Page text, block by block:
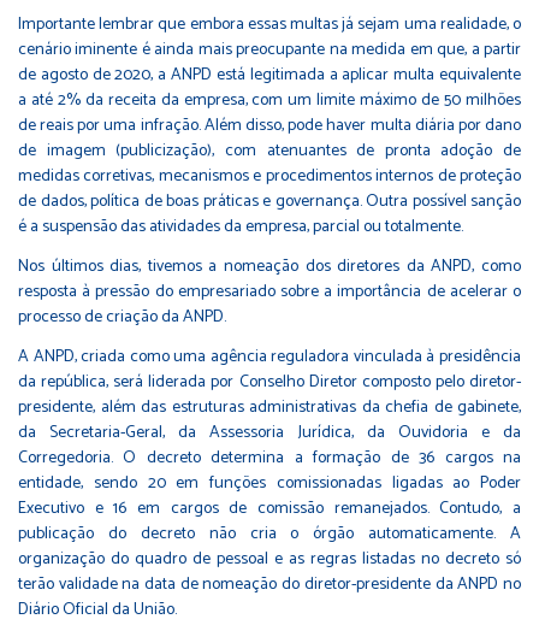
Importante lembrar que embora essas multas já sejam uma realidade, o
cenário iminente é ainda mais preocupante na medida em que, a partir
de agosto de 2020, a ANPD está legitimada a aplicar multa equivalente
a até 2% da receita da empresa, com um limite máximo de 50 milhões
de reais por uma infração. Além disso, pode haver multa diária por dano
de imagem (publicização), com atenuantes de pronta adoção de
medidas corretivas, mecanismos e procedimentos internos de proteção
de dados, política de boas práticas e governança. Outra possível sanção
é a suspensão das atividades da empresa, parcial ou totalmente.
Nos últimos dias, tivemos a nomeação dos diretores da ANPD, como
resposta à pressão do empresariado sobre a importância de acelerar o
processo de criação da ANPD.
A ANPD, criada como uma agência reguladora vinculada à presidência
da república, será liderada por Conselho Diretor composto pelo diretor-
presidente, além das estruturas administrativas da chefia de gabinete,
da Secretaria-Geral, da Assessoria Jurídica, da Ouvidoria e da
Corregedoria. O decreto determina a formação de 36 cargos na
entidade, sendo 20 em funções comissionadas ligadas ao Poder
Executivo e 16 em cargos de comissão remanejados. Contudo, a
publicação do decreto não cria o órgão automaticamente. A
organização do quadro de pessoal e as regras listadas no decreto só
terão validade na data de nomeação do diretor-presidente da ANPD no
Diário Oficial da União.